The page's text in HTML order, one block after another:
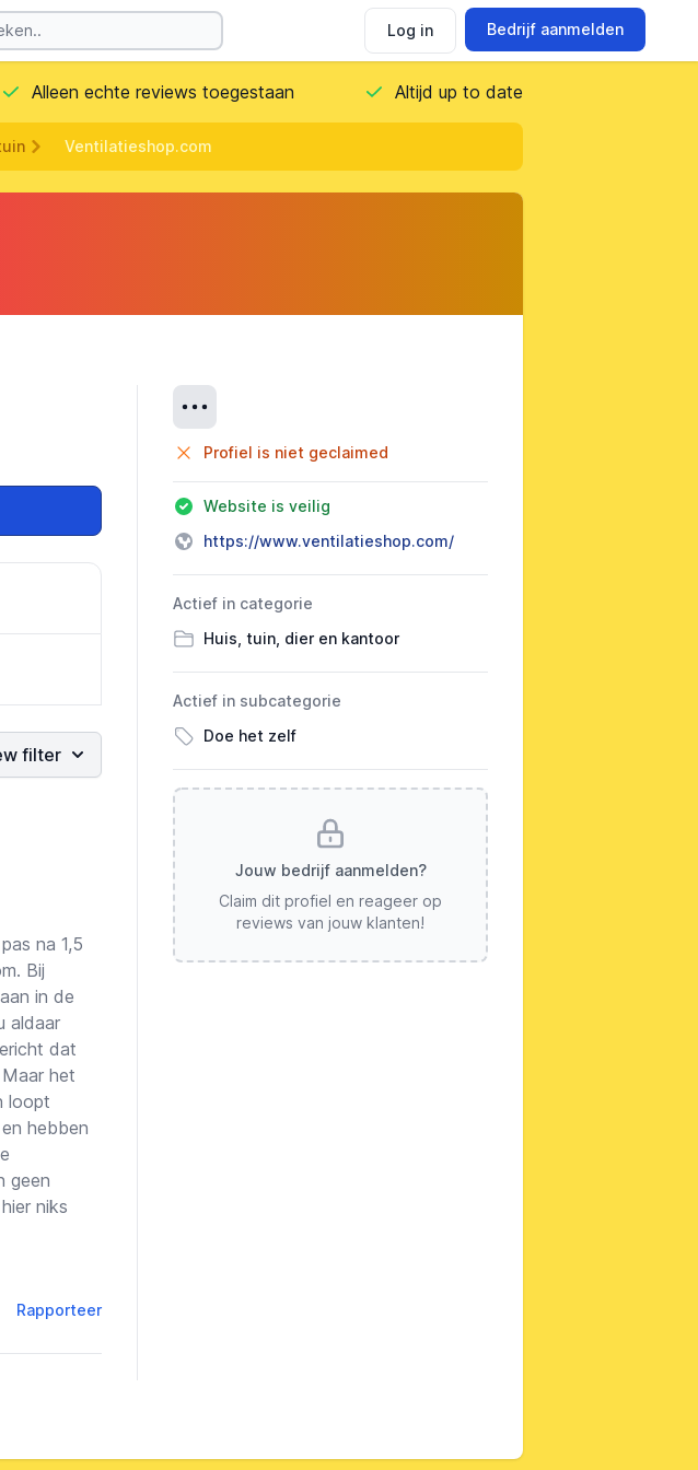
Log in Bedrijf aanmelden
Alleen echte reviews toegestaan Altijd up to date
Ventilatieshop.com
filter
na 1,5
Bij
in de
aldaar
dat
het
loopt
hebben
geen
niks
Rapporteer
Profiel is niet geclaimed
Website is veilig
https://www.ventilatieshop.com/
Actief in categorie
Huis, tuin, dier en kantoor
Actief in subcategorie
Doe het zelf
Jouw bedrijf aanmelden?
Claim dit profiel en reageer op
reviews van jouw klanten!